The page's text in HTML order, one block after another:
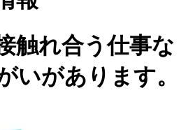
触れ合う仕事な
いがあります。